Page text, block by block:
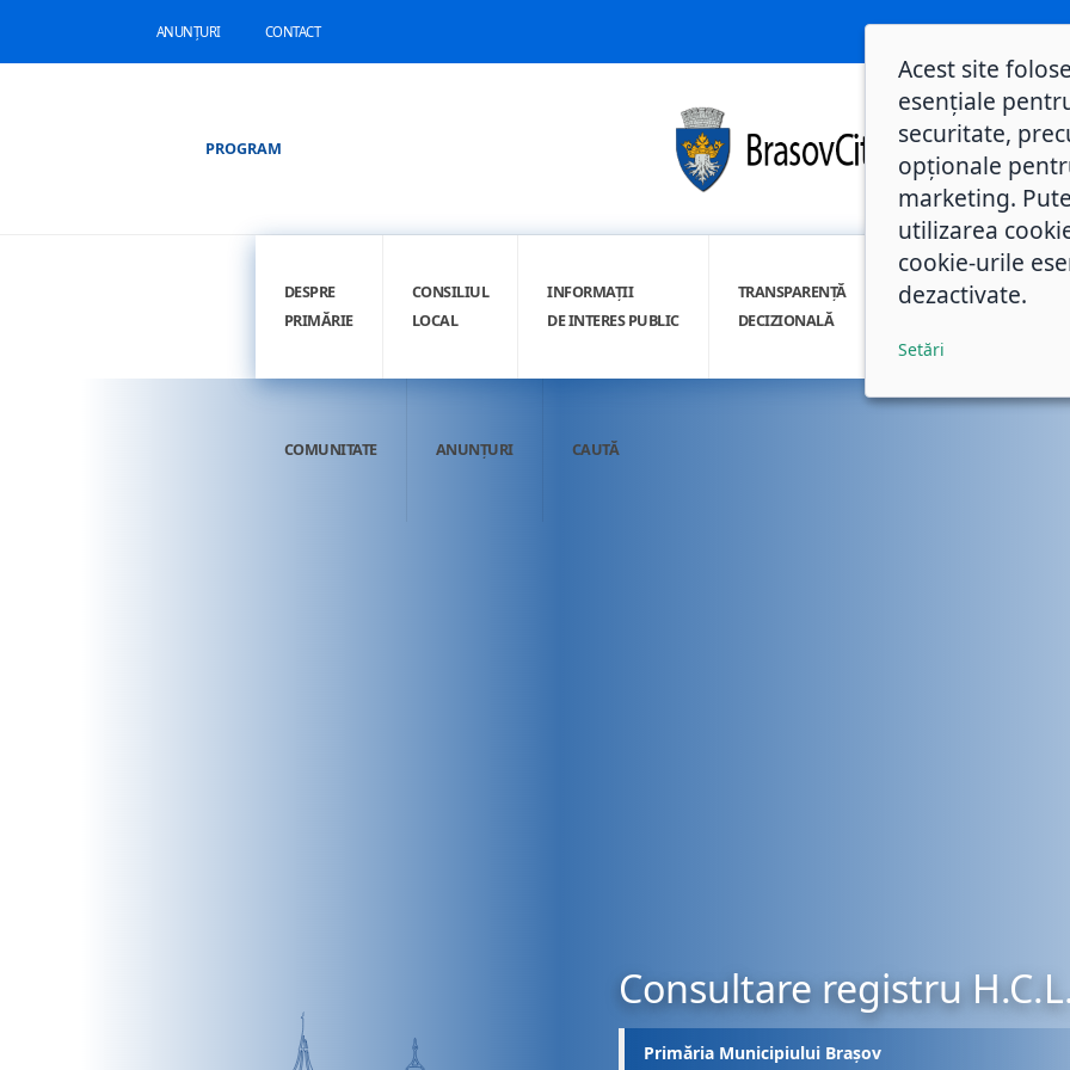
ANUNȚURI CONTACT
PROGRAM
DESPRE
PRIMĂRIE
CONSILIUL
LOCAL
INFORMAȚII
DE INTERES PUBLIC
TRANSPARENȚĂ
DECIZIONALĂ
INTEGRITATE
COMUNITATE ANUNȚURI CAUTĂ
Consultare registru
Primăria Municipiului Brașov
Acest site
esențiale
securitate,
opționale
marketing.
utilizarea
cookie-urile
dezactivate.
Setări